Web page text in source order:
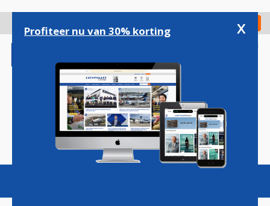
gaan
Check in
Magazine Podcasts Vacatures
Profiteer nu van 30% korting x